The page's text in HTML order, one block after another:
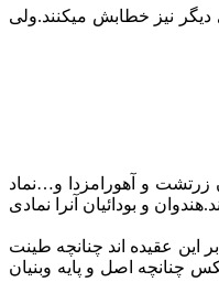
دیگر نیز خطابش میکنند.ولی
زرتشت و آهورامزدا و…نماد
و بودائیان آنرا نمادی
عقیده اند چنانچه طینت
چنانچه اصل و پایه وبنیان